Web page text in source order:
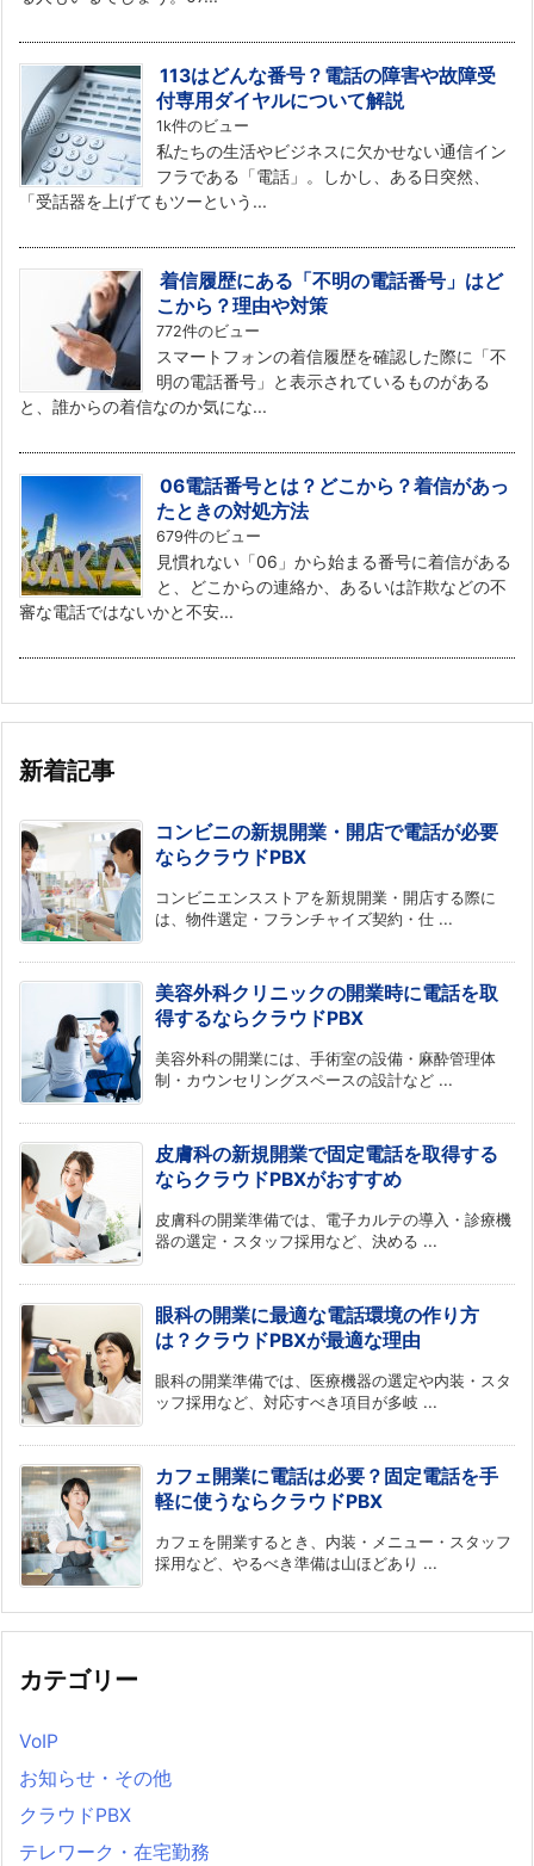
113はどんな番号？電話の障害や故障受
付専用ダイヤルについて解説
1k件のビュー
私たちの生活やビジネスに欠かせない通信イン
フラである「電話」。しかし、ある日突然、
「受話器を上げてもツーという...
着信履歴にある「不明の電話番号」はど
こから？理由や対策
772件のビュー
スマートフォンの着信履歴を確認した際に「不
明の電話番号」と表示されているものがある
と、誰からの着信なのか気にな...
06電話番号とは？どこから？着信があっ
たときの対処方法
679件のビュー
見慣れない「06」から始まる番号に着信がある
と、どこからの連絡か、あるいは詐欺などの不
審な電話ではないかと不安...
新着記事
コンビニの新規開業・開店で電話が必要
ならクラウドPBX
コンビニエンスストアを新規開業・開店する際に
は、物件選定・フランチャイズ契約・仕 ...
美容外科クリニックの開業時に電話を取
得するならクラウドPBX
美容外科の開業には、手術室の設備・麻酔管理体
制・カウンセリングスペースの設計など ...
皮膚科の新規開業で固定電話を取得する
ならクラウドPBXがおすすめ
皮膚科の開業準備では、電子カルテの導入・診療機
器の選定・スタッフ採用など、決める ...
眼科の開業に最適な電話環境の作り方
は？クラウドPBXが最適な理由
眼科の開業準備では、医療機器の選定や内装・スタ
ッフ採用など、対応すべき項目が多岐 ...
カフェ開業に電話は必要？固定電話を手
軽に使うならクラウドPBX
カフェを開業するとき、内装・メニュー・スタッフ
採用など、やるべき準備は山ほどあり ...
カテゴリー
VoIP
お知らせ・その他
クラウドPBX
テレワーク・在宅勤務